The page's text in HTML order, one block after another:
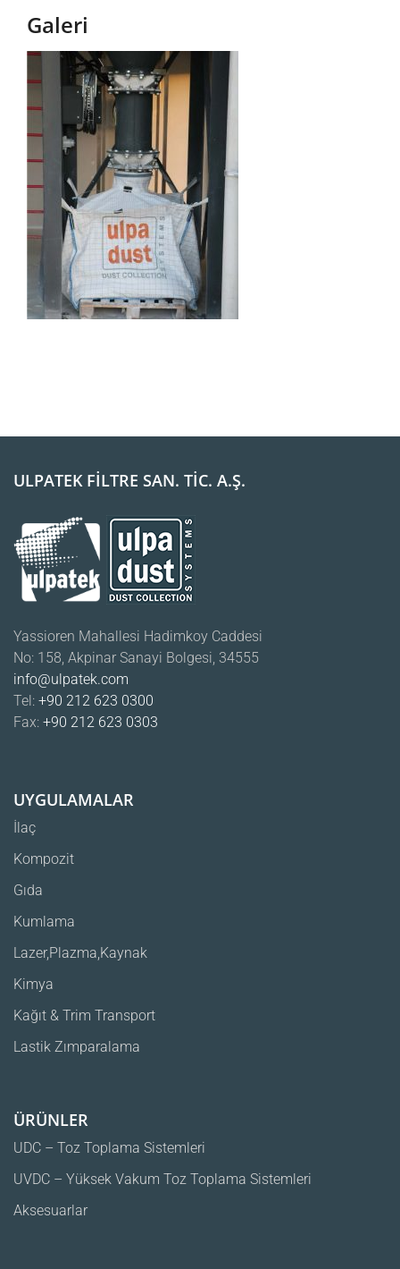
Galeri
ULPATEK FİLTRE SAN. TİC. A.Ş.
Yassioren Mahallesi Hadimkoy Caddesi
No: 158, Akpinar Sanayi Bolgesi, 34555
info@ulpatek.com
Tel: +90 212 623 0300
Fax: +90 212 623 0303
UYGULAMALAR
İlaç
Kompozit
Gıda
Kumlama
Lazer,Plazma,Kaynak
Kimya
Kağıt & Trim Transport
Lastik Zımparalama
ÜRÜNLER
UDC – Toz Toplama Sistemleri
UVDC – Yüksek Vakum Toz Toplama Sistemleri
Aksesuarlar